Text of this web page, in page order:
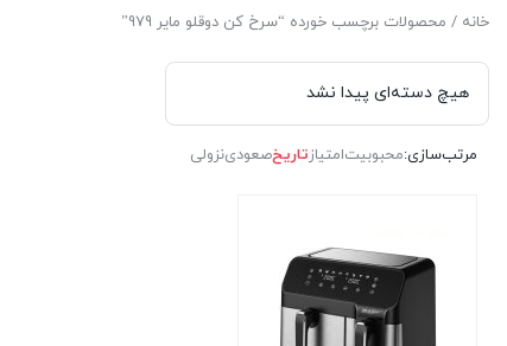
خانه / محصولات برچسب خورده “سرخ کن دوقلو مایر 979”
هیچ دسته‌ای پیدا نشد
مرتب‌سازی:محبوبیتامتیازتاریخصعودینزولی